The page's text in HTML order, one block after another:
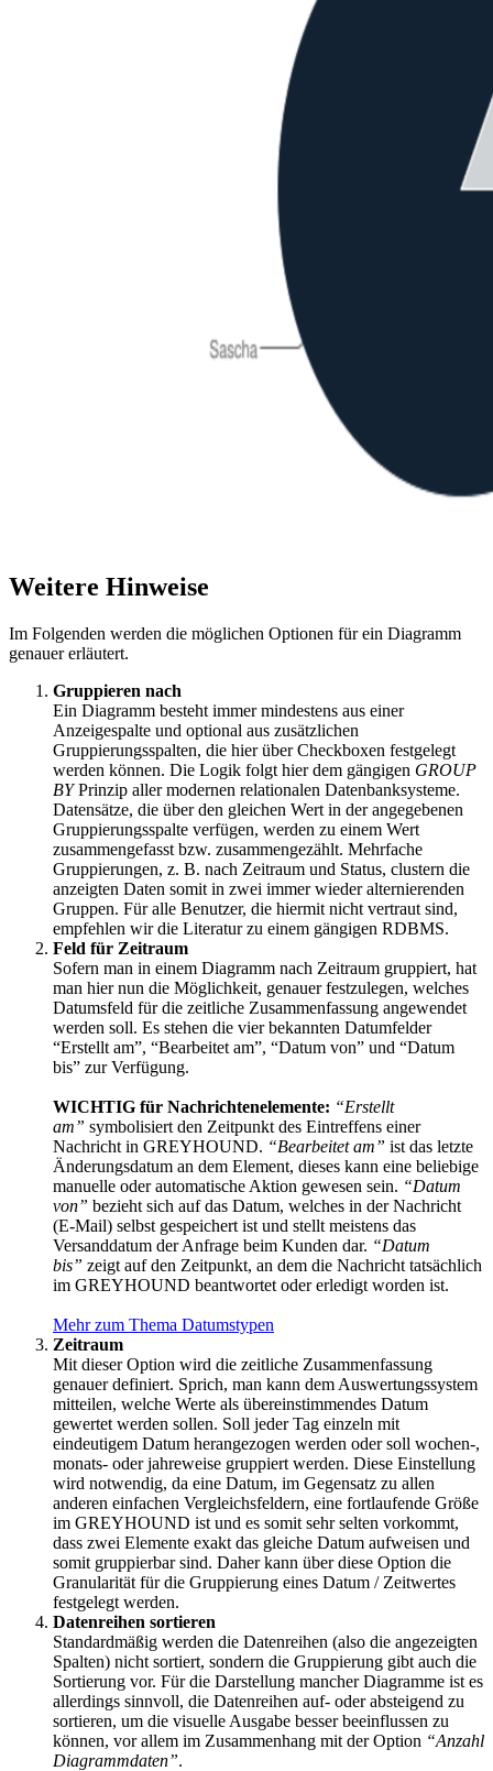
Weitere Hinweise
Im Folgenden werden die möglichen Optionen für ein Diagramm
genauer erläutert.
Gruppieren nach
Ein Diagramm besteht immer mindestens aus einer
Anzeigespalte und optional aus zusätzlichen
Gruppierungsspalten, die hier über Checkboxen festgelegt
werden können. Die Logik folgt hier dem gängigen GROUP
BYPrinzip aller modernen relationalen Datenbanksysteme.
Datensätze, die über den gleichen Wert in der angegebenen
Gruppierungsspalte verfügen, werden zu einem Wert
zusammengefasst bzw. zusammengezählt. Mehrfache
Gruppierungen, z. B. nach Zeitraum und Status, clustern die
anzeigten Daten somit in zwei immer wieder alternierenden
Gruppen. Für alle Benutzer, die hiermit nicht vertraut sind,
empfehlen wir die Literatur zu einem gängigen RDBMS.
Feld für Zeitraum
Sofern man in einem Diagramm nach Zeitraum gruppiert, hat
man hier nun die Möglichkeit, genauer festzulegen, welches
Datumsfeld für die zeitliche Zusammenfassung angewendet
werden soll. Es stehen die vier bekannten Datumfelder
“Erstellt am”, “Bearbeitet am”, “Datum von” und “Datum
bis” zur Verfügung.
WICHTIG für Nachrichtenelemente: “Erstellt
am” symbolisiert den Zeitpunkt des Eintreffens einer
Nachricht in GREYHOUND. “Bearbeitet am” ist das letzte
Änderungsdatum an dem Element, dieses kann eine beliebige
manuelle oder automatische Aktion gewesen sein. “Datum
von” bezieht sich auf das Datum, welches in der Nachricht
(E-Mail) selbst gespeichert ist und stellt meistens das
Versanddatum der Anfrage beim Kunden dar. “Datum
bis” zeigt auf den Zeitpunkt, an dem die Nachricht tatsächlich
im GREYHOUND beantwortet oder erledigt worden ist.
Mehr zum Thema Datumstypen
Zeitraum
Mit dieser Option wird die zeitliche Zusammenfassung
genauer definiert. Sprich, man kann dem Auswertungssystem
mitteilen, welche Werte als übereinstimmendes Datum
gewertet werden sollen. Soll jeder Tag einzeln mit
eindeutigem Datum herangezogen werden oder soll wochen-,
monats- oder jahreweise gruppiert werden. Diese Einstellung
wird notwendig, da eine Datum, im Gegensatz zu allen
anderen einfachen Vergleichsfeldern, eine fortlaufende Größe
im GREYHOUND ist und es somit sehr selten vorkommt,
dass zwei Elemente exakt das gleiche Datum aufweisen und
somit gruppierbar sind. Daher kann über diese Option die
Granularität für die Gruppierung eines Datum / Zeitwertes
festgelegt werden.
Datenreihen sortieren
Standardmäßig werden die Datenreihen (also die angezeigten
Spalten) nicht sortiert, sondern die Gruppierung gibt auch die
Sortierung vor. Für die Darstellung mancher Diagramme ist es
allerdings sinnvoll, die Datenreihen auf- oder absteigend zu
sortieren, um die visuelle Ausgabe besser beeinflussen zu
können, vor allem im Zusammenhang mit der Option “Anzahl
Diagrammdaten”.